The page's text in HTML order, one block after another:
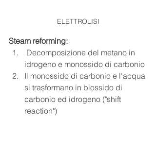
ELETTROLISI
Steam reforming:
Decomposizione del metano in
idrogeno e monossido di carbonio
Il monossido di carbonio e l'acqua
si trasformano in biossido di
carbonio ed idrogeno ("shift
reaction")